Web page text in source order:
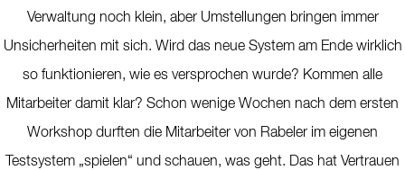
Verwaltung noch klein, aber Umstellungen bringen immer
Unsicherheiten mit sich. Wird das neue System am Ende wirklich
so funktionieren, wie es versprochen wurde? Kommen alle
Mitarbeiter damit klar? Schon wenige Wochen nach dem ersten
Workshop durften die Mitarbeiter von Rabeler im eigenen
Testsystem „spielen“ und schauen, was geht. Das hat Vertrauen